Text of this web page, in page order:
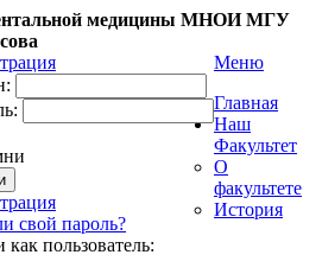
медицины МНОИ МГУ
свой пароль?
как пользователь:
Меню
Главная
Наш
Факультет
О
факультете
История